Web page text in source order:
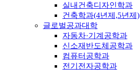
실내건축디자인학과
건축학과(4년제,5년제)
글로벌공과대학
자동차·기계공학과
신소재반도체공학과
컴퓨터공학과
전기전자공학과